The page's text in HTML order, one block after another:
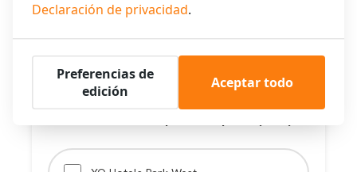
🔍 Compara Hoteles Lado a Lado
Declaración de privacidad.
Preferencias de
edición
Aceptar todo